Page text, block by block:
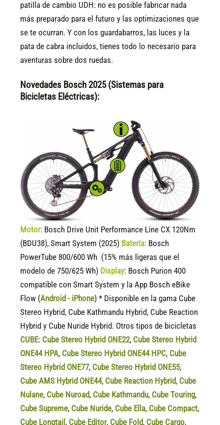
patilla de cambio UDH: no es posible fabricar nada
más preparado para el futuro y las optimizaciones que
se te ocurran. Y con los guardabarros, las luces y la
pata de cabra incluidos, tienes todo lo necesario para
aventuras sobre dos ruedas.
Novedades Bosch 2025 (Sistemas para
Bicicletas Eléctricas):
Motor: Bosch Drive Unit Performance Line CX 120Nm
(BDU38), Smart System (2025) Batería: Bosch
PowerTube 800/600 Wh (15% más ligeras que el
modelo de 750/625 Wh) Display: Bosch Purion 400
compatible con Smart System y la App Bosch eBike
Flow (Android - iPhone) * Disponible en la gama Cube
Stereo Hybrid, Cube Kathmandu Hybrid, Cube Reaction
Hybrid y Cube Nuride Hybrid. Otros tipos de bicicletas
CUBE: Cube Stereo Hybrid ONE22, Cube Stereo Hybrid
ONE44 HPA, Cube Stereo Hybrid ONE44 HPC, Cube
Stereo Hybrid ONE77, Cube Stereo Hybrid ONE55,
Cube AMS Hybrid ONE44, Cube Reaction Hybrid, Cube
Nulane, Cube Nuroad, Cube Kathmandu, Cube Touring,
Cube Supreme, Cube Nuride, Cube Ella, Cube Compact,
Cube Longtail , Cube Editor, Cube Fold, Cube Cargo,